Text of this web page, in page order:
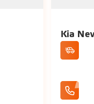
Kia